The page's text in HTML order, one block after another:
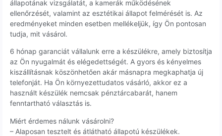
állapotának vizsgálatát, a kamerák működésének
ellenőrzését, valamint az esztétikai állapot felmérését is. Az
eredményeket minden esetben mellékeljük, így Ön pontosan
tudja, mit vásárol.
6 hónap garanciát vállalunk erre a készülékre, amely biztosítja
az Ön nyugalmát és elégedettségét. A gyors és kényelmes
kiszállításnak köszönhetően akár másnapra megkaphatja új
telefonját. Ha Ön környezettudatos vásárló, akkor ez a
használt készülék nemcsak pénztárcabarát, hanem
fenntartható választás is.
Miért érdemes nálunk vásárolni?
– Alaposan tesztelt és átlátható állapotú készülékek.